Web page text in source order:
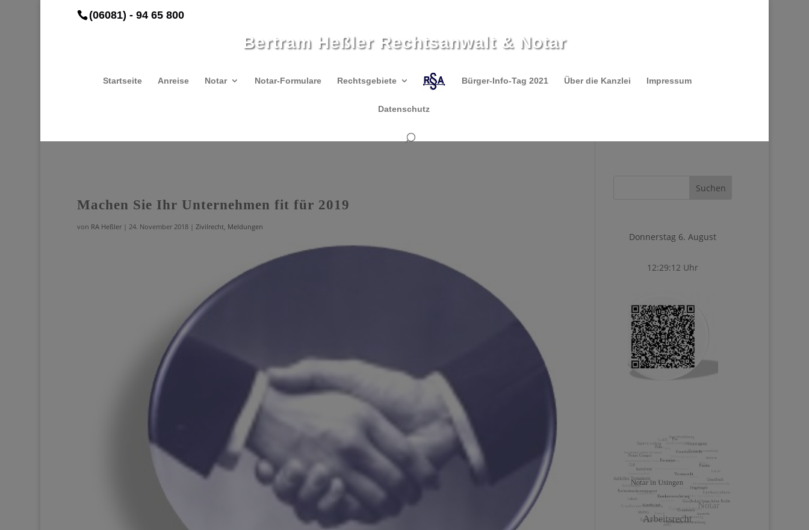
(06081) - 94 65 800
Bertram Heßler Rechtsanwalt & Notar
Startseite Anreise Notar Notar-Formulare Rechtsgebiete Bürger-Info-Tag 2021 Über die Kanzlei Impressum
Datenschutz
Machen Sie Ihr Unternehmen fit für 2019
von RA Heßler| 24. November 2018| Zivilrecht, Meldungen
Donnerstag 6. August
12:29:12 Uhr